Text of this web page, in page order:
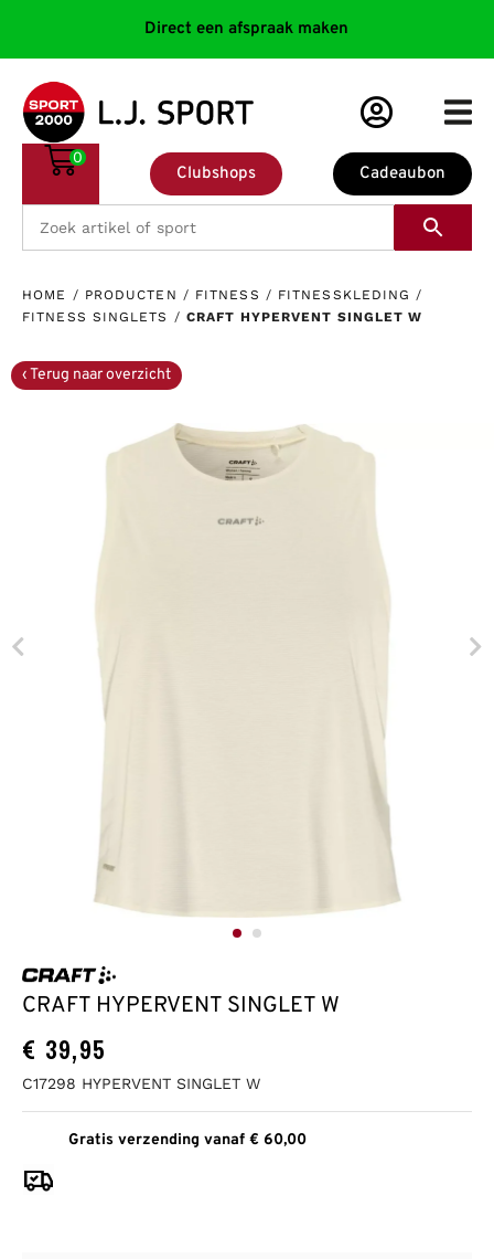
Direct een afspraak maken
Cadeaubon
Clubshops
0
HOME / PRODUCTEN / FITNESS / FITNESSKLEDING /
FITNESS SINGLETS / CRAFT HYPERVENT SINGLET W
CRAFT HYPERVENT SINGLET W
€ 39,95
C17298 HYPERVENT SINGLET W
Gratis verzending vanaf € 60,00